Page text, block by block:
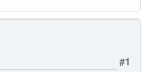
#1